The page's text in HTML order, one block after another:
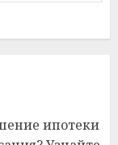
ипотеки